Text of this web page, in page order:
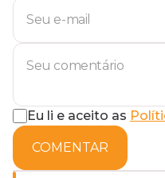
Eu li e aceito as
COMENTAR